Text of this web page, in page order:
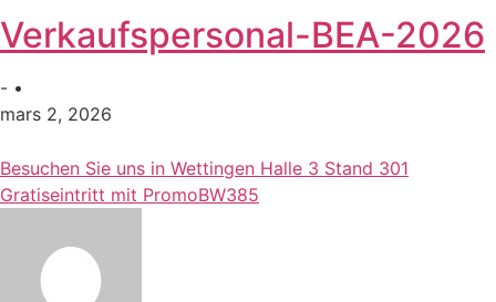
Verkaufspersonal-BEA-2026
- •
mars 2, 2026
Besuchen Sie uns in Wettingen Halle 3 Stand 301
Gratiseintritt mit PromoBW385